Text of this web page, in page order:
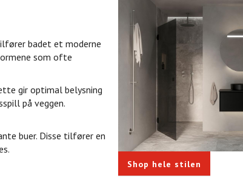
badet et moderne
som ofte
gir optimal belysning
på veggen.
buer. Disse tilfører en
Shop hele stilen